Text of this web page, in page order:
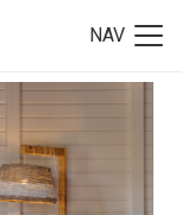
NAV